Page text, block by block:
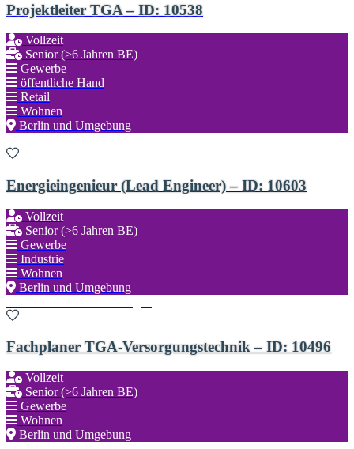
Projektleiter TGA – ID: 10538
Vollzeit
Senior (>6 Jahren BE)
Gewerbe
öffentliche Hand
Retail
Wohnen
Berlin und Umgebung
Energieingenieur (Lead Engineer) – ID: 10603
Vollzeit
Senior (>6 Jahren BE)
Gewerbe
Industrie
Wohnen
Berlin und Umgebung
Fachplaner TGA-Versorgungstechnik – ID: 10496
Vollzeit
Senior (>6 Jahren BE)
Gewerbe
Wohnen
Berlin und Umgebung